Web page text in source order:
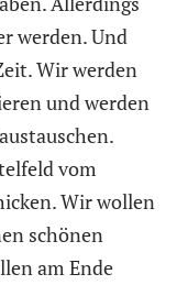
werden. Und
Wir werden
und werden
vom
Wir wollen
schönen
am Ende